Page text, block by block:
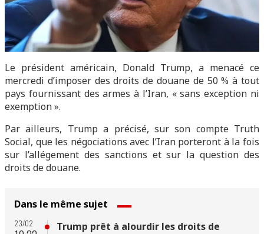
Le président américain, Donald Trump, a menacé ce
mercredi d’imposer des droits de douane de 50 % à tout
pays fournissant des armes à l’Iran, « sans exception ni
exemption ».
Par ailleurs, Trump a précisé, sur son compte Truth
Social, que les négociations avec l’Iran porteront à la fois
sur l’allégement des sanctions et sur la question des
droits de douane.
Dans le même sujet
23/02
Trump prêt à alourdir les droits de